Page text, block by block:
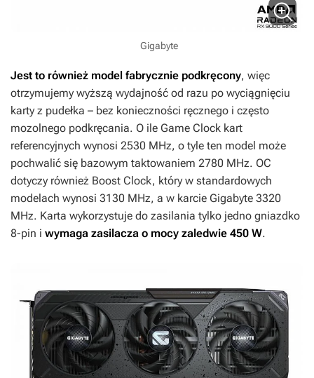
Gigabyte
Jest to również model fabrycznie podkręcony, więc
otrzymujemy wyższą wydajność od razu po wyciągnięciu
karty z pudełka – bez konieczności ręcznego i często
mozolnego podkręcania. O ile Game Clock kart
referencyjnych wynosi 2530 MHz, o tyle ten model może
pochwalić się bazowym taktowaniem 2780 MHz. OC
dotyczy również Boost Clock, który w standardowych
modelach wynosi 3130 MHz, a w karcie Gigabyte 3320
MHz. Karta wykorzystuje do zasilania tylko jedno gniazdko
8-pin i wymaga zasilacza o mocy zaledwie 450 W.